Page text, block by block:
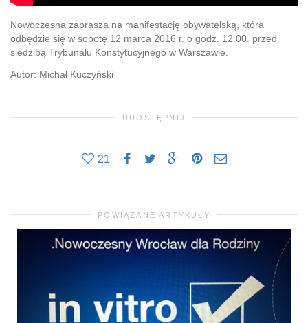
Nowoczesna zaprasza na manifestację obywatelską, która
odbędzie się w sobotę 12 marca 2016 r. o godz. 12.00. przed
siedzibą Trybunału Konstytucyjnego w Warszawie.
Autor: Michał Kuczyński
UDOSTĘPNIJ
21
POWIĄZANE ARTYKUŁY